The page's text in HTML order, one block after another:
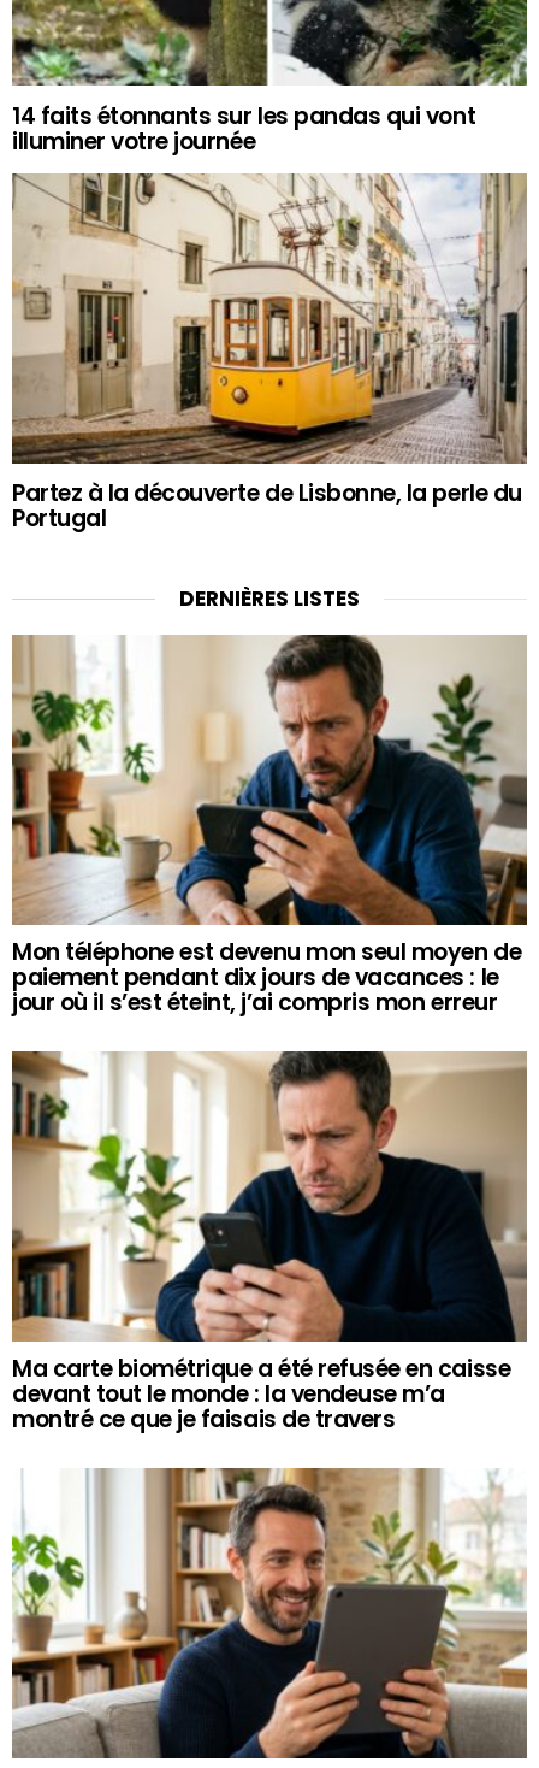
14 faits étonnants sur les pandas qui vont
illuminer votre journée
Partez à la découverte de Lisbonne, la perle du
Portugal
DERNIÈRES LISTES
Mon téléphone est devenu mon seul moyen de
paiement pendant dix jours de vacances : le
jour où il s’est éteint, j’ai compris mon erreur
Ma carte biométrique a été refusée en caisse
devant tout le monde : la vendeuse m’a
montré ce que je faisais de travers